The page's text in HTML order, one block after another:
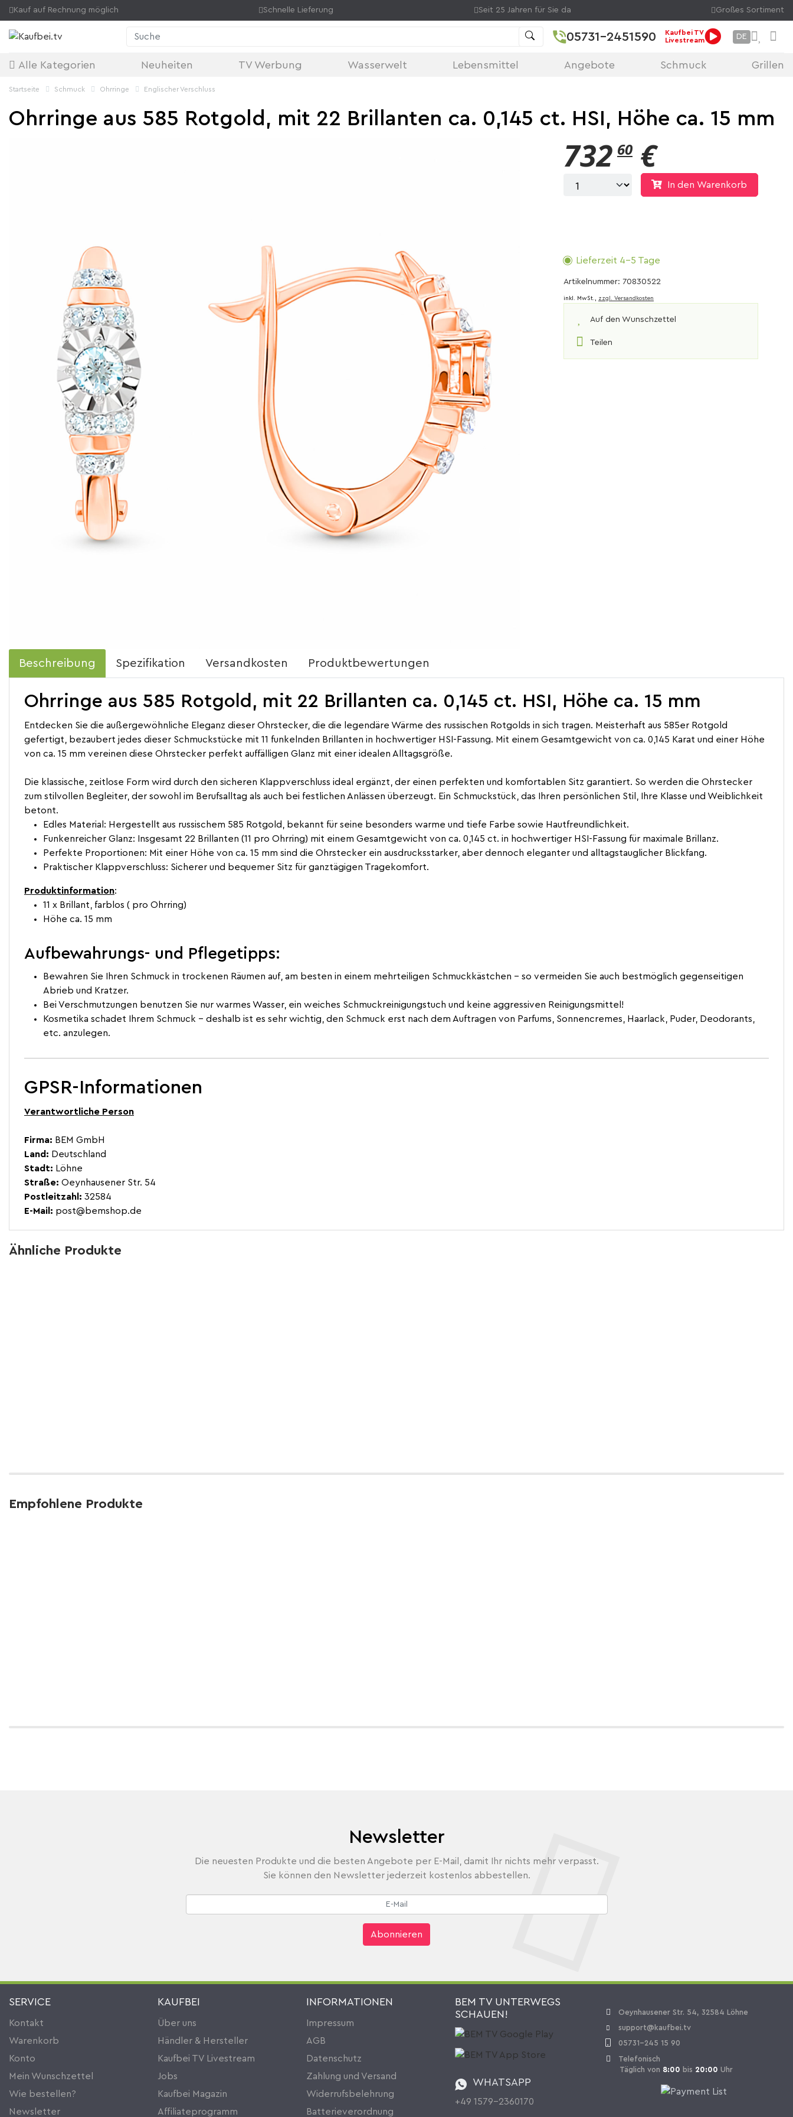
Kauf auf Rechnung möglich Schnelle Lieferung Seit 25 Jahren für Sie da Großes Sortiment
Suche 05731-2451590
Kaufbei TV
Livestream
DE
Alle Kategorien Neuheiten TV Werbung Wasserwelt Lebensmittel Angebote Schmuck Grillen
Startseite Schmuck Ohrringe Englischer Verschluss
Ohrringe aus 585 Rotgold, mit 22 Brillanten ca. 0,145 ct. HSI, Höhe ca. 15 mm
732 60 €
In den Warenkorb
Lieferzeit 4-5 Tage
Artikelnummer: 70830522
inkl. MwSt., zzgl. Versandkosten
Auf den Wunschzettel
Teilen
Beschreibung Spezifikation Versandkosten Produktbewertungen
Ohrringe aus 585 Rotgold, mit 22 Brillanten ca. 0,145 ct. HSI, Höhe ca. 15 mm
Entdecken Sie die außergewöhnliche Eleganz dieser Ohrstecker, die die legendäre Wärme des russischen Rotgolds in sich tragen. Meisterhaft aus 585er Rotgold
gefertigt, bezaubert jedes dieser Schmuckstücke mit 11 funkelnden Brillanten in hochwertiger HSI-Fassung. Mit einem Gesamtgewicht von ca. 0,145 Karat und einer Höhe
von ca. 15 mm vereinen diese Ohrstecker perfekt auffälligen Glanz mit einer idealen Alltagsgröße.
Die klassische, zeitlose Form wird durch den sicheren Klappverschluss ideal ergänzt, der einen perfekten und komfortablen Sitz garantiert. So werden die Ohrstecker
zum stilvollen Begleiter, der sowohl im Berufsalltag als auch bei festlichen Anlässen überzeugt. Ein Schmuckstück, das Ihren persönlichen Stil, Ihre Klasse und Weiblichkeit
betont.
Edles Material: Hergestellt aus russischem 585 Rotgold, bekannt für seine besonders warme und tiefe Farbe sowie Hautfreundlichkeit.
Funkenreicher Glanz: Insgesamt 22 Brillanten (11 pro Ohrring) mit einem Gesamtgewicht von ca. 0,145 ct. in hochwertiger HSI-Fassung für maximale Brillanz.
Perfekte Proportionen: Mit einer Höhe von ca. 15 mm sind die Ohrstecker ein ausdrucksstarker, aber dennoch eleganter und alltagstauglicher Blickfang.
Praktischer Klappverschluss: Sicherer und bequemer Sitz für ganztägigen Tragekomfort.
Produktinformation:
11 x Brillant, farblos ( pro Ohrring)
Höhe ca. 15 mm
Aufbewahrungs- und Pflegetipps:
Bewahren Sie Ihren Schmuck in trockenen Räumen auf, am besten in einem mehrteiligen Schmuckkästchen – so vermeiden Sie auch bestmöglich gegenseitigen
Abrieb und Kratzer.
Bei Verschmutzungen benutzen Sie nur warmes Wasser, ein weiches Schmuckreinigungstuch und keine aggressiven Reinigungsmittel!
Kosmetika schadet Ihrem Schmuck - deshalb ist es sehr wichtig, den Schmuck erst nach dem Auftragen von Parfums, Sonnencremes, Haarlack, Puder, Deodorants,
etc. anzulegen.
GPSR-Informationen
Verantwortliche Person
Firma: BEM GmbH
Land: Deutschland
Stadt: Löhne
Straße: Oeynhausener Str. 54
Postleitzahl: 32584
E-Mail: post@bemshop.de
Ähnliche Produkte
Empfohlene Produkte
Newsletter
Die neuesten Produkte und die besten Angebote per E-Mail, damit Ihr nichts mehr verpasst.
Sie können den Newsletter jederzeit kostenlos abbestellen.
Abonnieren
SERVICE
Kontakt
Warenkorb
Konto
Mein Wunschzettel
Wie bestellen?
Newsletter
KAUFBEI
Über uns
Händler & Hersteller
Kaufbei TV Livestream
Jobs
Kaufbei Magazin
Affiliateprogramm
INFORMATIONEN
Impressum
AGB
Datenschutz
Zahlung und Versand
Widerrufsbelehrung
Batterieverordnung
BEM TV UNTERWEGS
SCHAUEN!
WHATSAPP
+49 1579-2360170
Oeynhausener Str. 54, 32584 Löhne
support@kaufbei.tv
05731-245 15 90
Telefonisch
Täglich von 8:00 bis 20:00 Uhr